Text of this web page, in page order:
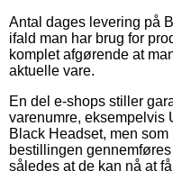
Antal dages levering på
ifald man har brug for
komplet afgørende at
aktuelle vare.
En del e-shops stiller
varenumre, eksempelvis
Black Headset, men
bestillingen
således at de kan nå at